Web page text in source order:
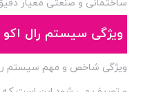
ساختمانی و صنعتی معیار
ویژگی سیستم رال
ویژگی شاخص و مهم سیستم